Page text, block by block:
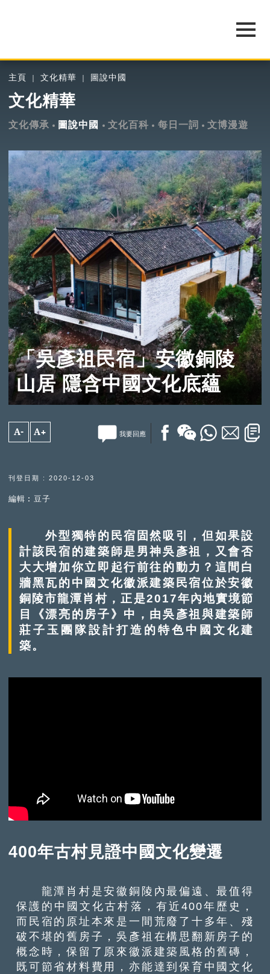
主頁 文化精華 圖說中國
文化精華
文化傳承 圖說中國 文化百科 每日一詞 文博漫遊
「吳彥祖民宿」安徽銅陵
山居 隱含中國文化底蘊
A- A+ 我要回應
刊登日期 : 2020-12-03
編輯︰豆子
外型獨特的民宿固然吸引，但如果設
計該民宿的建築師是男神吳彥祖，又會否
大大增加你立即起行前往的動力？這間白
牆黑瓦的中國文化徽派建築民宿位於安徽
銅陵市龍潭肖村，正是2017年內地實境節
目《漂亮的房子》中，由吳彥祖與建築師
莊子玉團隊設計打造的特色中國文化建
築。
400年古村見證中國文化變遷
龍潭肖村是安徽銅陵內最偏遠、最值得
保護的中國文化古村落，有近400年歷史，
而民宿的原址本來是一間荒廢了十多年、殘
破不堪的舊房子，吳彥祖在構思翻新房子的
概念時，保留了原來徽派建築風格的舊磚，
既可節省材料費用，亦能達到保育中國文化